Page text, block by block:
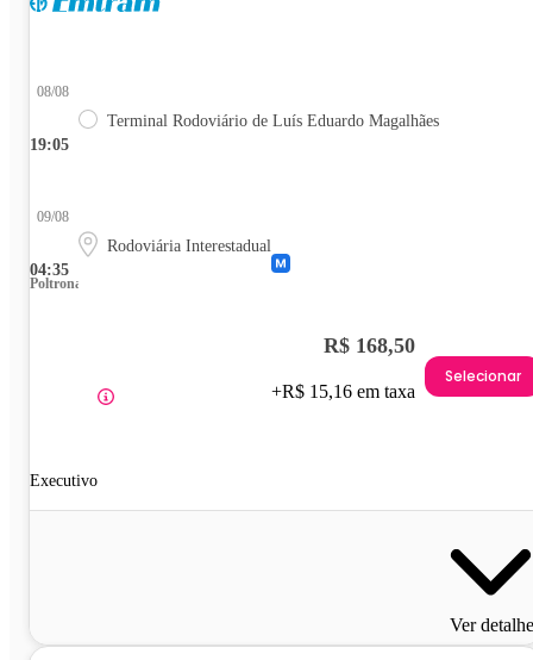
19:05
08/08
Terminal Rodoviário de Luís Eduardo Magalhães
04:35
09/08
Rodoviária Interestadual
Poltrona
Executivo
R$ 168,50
+R$ 15,16 em taxa
Selecionar
Ver